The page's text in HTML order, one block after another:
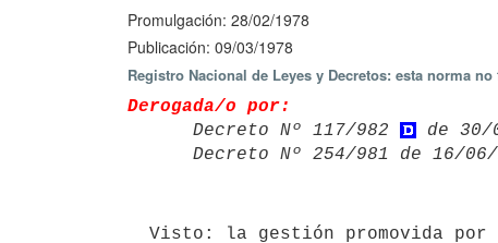
Promulgación: 28/02/1978
Publicación: 09/03/1978
Registro Nacional de Leyes y Decretos: esta norma
Derogada/o por:
Decreto Nº 117/982
de
Decreto Nº 254/981 de 16/